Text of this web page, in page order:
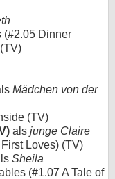
(#2.05 Dinner
Mädchen von der
(TV)
als junge Claire
Loves) (TV)
Sheila
(#1.07 A Tale of